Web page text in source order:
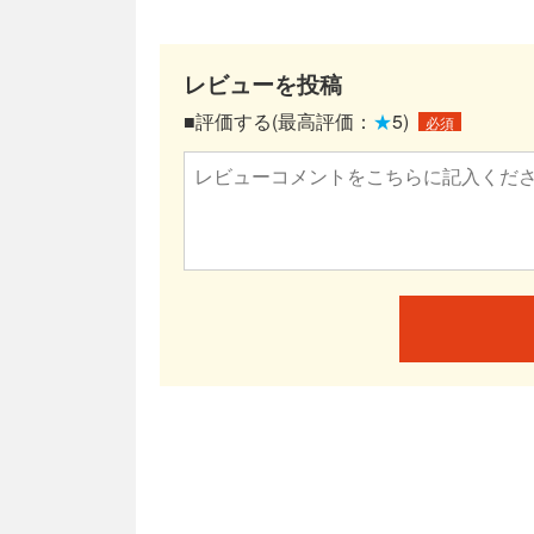
レビューを投稿
■評価する(最高評価： ★5) 必須